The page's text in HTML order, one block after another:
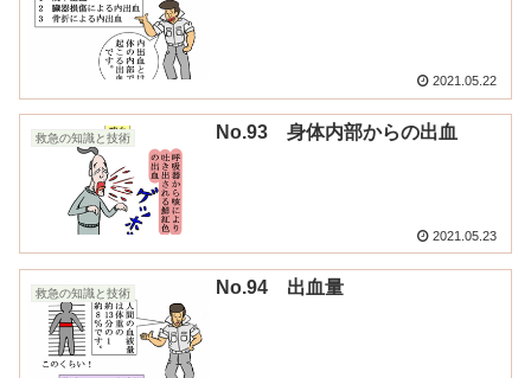
2021.05.22
救急の知識と技術 No.93 身体内部からの出血
2021.05.23
救急の知識と技術 No.94 出血量